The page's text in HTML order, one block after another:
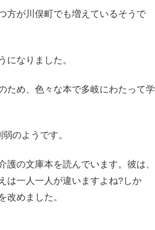
方が川俣町でも増えているそうで
なりました。
ため、色々な本で多岐にわたって学
のようです。
の文庫本を読んでいます。彼は、
は一人一人が違いますよね?しか
改めました。